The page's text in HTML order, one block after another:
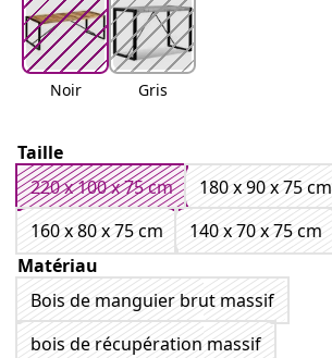
Noir Gris
Taille
220 x 100 x 75 cm
180 x 90 x 75 cm
160 x 80 x 75 cm
140 x 70 x 75 cm
Matériau
Bois de manguier brut massif
bois de récupération massif